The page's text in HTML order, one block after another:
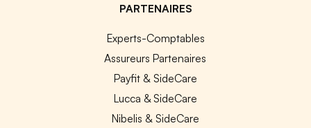
PARTENAIRES
Experts-Comptables
Assureurs Partenaires
Payfit & SideCare
Lucca & SideCare
Nibelis & SideCare